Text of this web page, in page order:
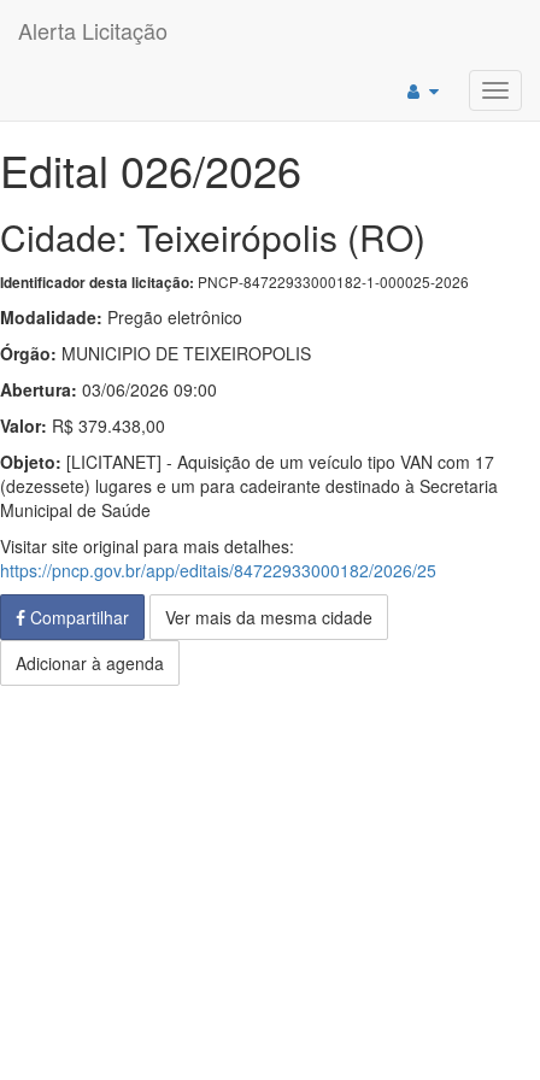
Alerta Licitação
Edital 026/2026
Cidade: Teixeirópolis (RO)
Identificador desta licitação: PNCP-84722933000182-1-000025-2026
Modalidade: Pregão eletrônico
Órgão: MUNICIPIO DE TEIXEIROPOLIS
Abertura: 03/06/2026 09:00
Valor: R$ 379.438,00
Objeto: [LICITANET] - Aquisição de um veículo tipo VAN com 17
(dezessete) lugares e um para cadeirante destinado à Secretaria
Municipal de Saúde
Visitar site original para mais detalhes:
https://pncp.gov.br/app/editais/84722933000182/2026/25
Compartilhar
Ver mais da mesma cidade
Adicionar à agenda